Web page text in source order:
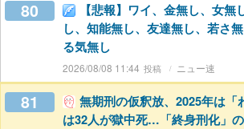
80
【悲報】ワイ、金無し、女
し、知能無し、友達無し、若さ
る気無し
2026/08/08 11:44 ニュー速
81
無期刑の仮釈放、2025年は「
は32人が獄中死…「終身刑化」